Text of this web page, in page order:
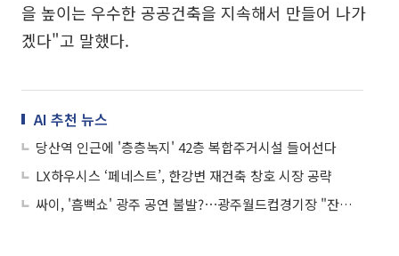
을 높이는 우수한 공공건축을 지속해서 만들어 나가
겠다"고 말했다.
AI 추천 뉴스
당산역 인근에 '층층녹지' 42층 복합주거시설 들어선다
LX하우시스 ‘페네스트’, 한강변 재건축 창호 시장 공략
싸이, '흠뻑쇼' 광주 공연 불발?⋯광주월드컵경기장 "잔디 훼손 우려"